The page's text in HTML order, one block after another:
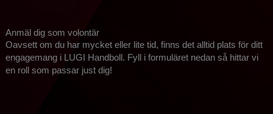
Anmäl dig som volontär
Oavsett om du har mycket eller lite tid, finns det alltid plats för ditt
engagemang i LUGI Handboll. Fyll i formuläret nedan så hittar vi
en roll som passar just dig!